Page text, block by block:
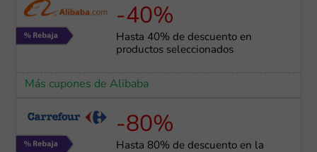
-40%
Hasta 40% de descuento en
productos seleccionados
Más cupones de Alibaba
-80%
Hasta 80% de descuento en la